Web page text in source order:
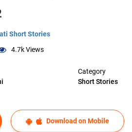
Short Stories
4.7kViews
Category
Short Stories
Download on Mobile